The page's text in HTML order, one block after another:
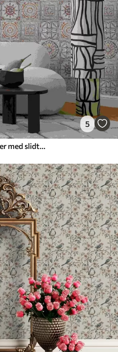
5
Gamle stenmosaikmedaljoner med slidte detaljer